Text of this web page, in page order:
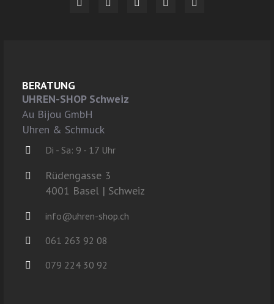
BERATUNG
UHREN-SHOP Schweiz
Au Bijou GmbH
Uhren & Schmuck
Di - Sa: 9 - 17 Uhr
Rüdengasse 3
4001 Basel | Schweiz
info@uhren-shop.ch
061 263 92 08
079 224 30 92